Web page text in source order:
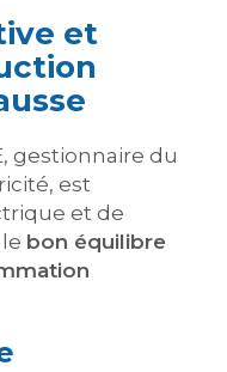
et
gestionnaire du
est
et de
bon équilibre